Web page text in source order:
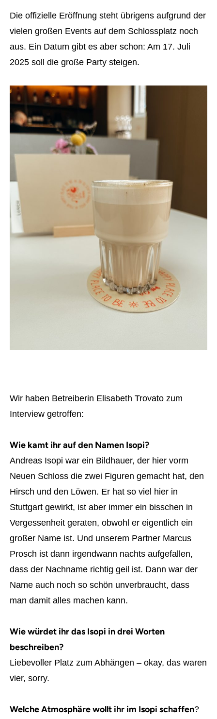
Die offizielle Eröffnung steht übrigens aufgrund der
vielen großen Events auf dem Schlossplatz noch
aus. Ein Datum gibt es aber schon: Am 17. Juli
2025 soll die große Party steigen.
Wir haben Betreiberin Elisabeth Trovato zum
Interview getroffen:
Wie kamt ihr auf den Namen Isopi?
Andreas Isopi war ein Bildhauer, der hier vorm
Neuen Schloss die zwei Figuren gemacht hat, den
Hirsch und den Löwen. Er hat so viel hier in
Stuttgart gewirkt, ist aber immer ein bisschen in
Vergessenheit geraten, obwohl er eigentlich ein
großer Name ist. Und unserem Partner Marcus
Prosch ist dann irgendwann nachts aufgefallen,
dass der Nachname richtig geil ist. Dann war der
Name auch noch so schön unverbraucht, dass
man damit alles machen kann.
Wie würdet ihr das Isopi in drei Worten
beschreiben?
Liebevoller Platz zum Abhängen – okay, das waren
vier, sorry.
Welche Atmosphäre wollt ihr im Isopi schaffen?